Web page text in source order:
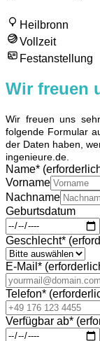
Heilbronn
Vollzeit
Festanstellung
Wir freuen
Wir freuen uns
folgende Formular
der Daten haben,
ingenieure.de.
Name*
Vorname
Nachname
Geburtsdatum
Geschlecht*
E-Mail *
Telefon*
Verfügbar ab*